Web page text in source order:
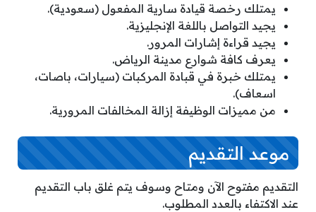
يمتلك رخصة قيادة سارية المفعول (سعودية).
يجيد التواصل باللغة الإنجليزية.
يجيد قراءة إشارات المرور.
يعرف كافة شوارع مدينة الرياض.
يمتلك خبرة في قبادة المركبات (سيارات، باصات،
اسعاف).
من مميزات الوظيفة إزالة المخالفات المرورية.
موعد التقديم
التقديم مفتوح الآن ومتاح وسوف يتم غلق باب التقديم
عند الاكتفاء بالعدد المطلوب.